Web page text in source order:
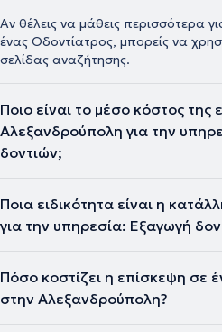
Αν θέλεις να μάθεις περισσότερα
ένας Οδοντίατρος, μπορείς να
σελίδας αναζήτησης.
Ποιο είναι το μέσο κόστος της
Αλεξανδρούπολη για την
δοντιών;
Ποια ειδικότητα είναι η
για την υπηρεσία: Εξαγωγή
Πόσο κοστίζει η επίσκεψη σε
στην Αλεξανδρούπολη?